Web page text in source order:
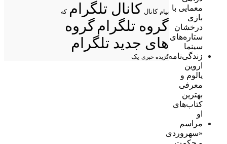
معمایی با
بازی
درخشان
ستاره‌های
سینما
زندگی‌نامه
اروین
یالوم و
معرفی
بهترین
کتاب‌های
او
مراسم
«سهروردی
پیام کانال کانال تلگرام که
گروه تلگرامگروه
های جدید تلگرام
گزیده خبری یک